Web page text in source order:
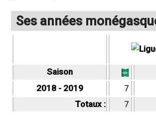
Ses années
Saison
2018 - 2019
7
Totaux :
7